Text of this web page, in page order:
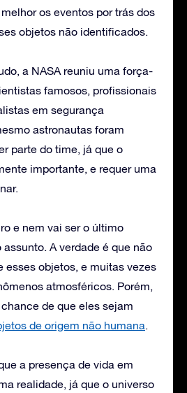
os eventos por trás dos
objetos não identificados.
a NASA reuniu uma força-
famosos, profissionais
em segurança
astronautas foram
parte do time, já que o
importante, e requer uma
e nem vai ser o último
A verdade é que não
esses objetos, e muitas vezes
atmosféricos. Porém,
de que eles sejam
de origem não humana.
a presença de vida em
realidade, já que o universo